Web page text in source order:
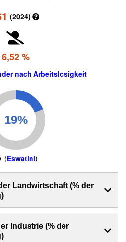
(2024)
6,52 %
nach Arbeitslosigkeit
(Eswatini)
Landwirtschaft (% der
Industrie (% der